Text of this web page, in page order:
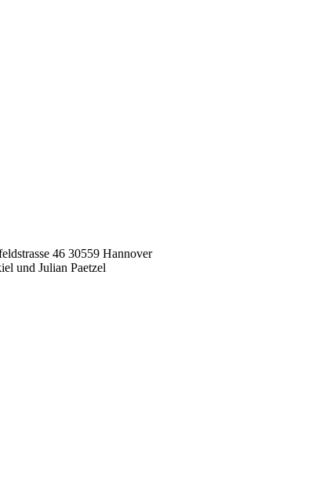
46 30559 Hannover
und Julian Paetzel